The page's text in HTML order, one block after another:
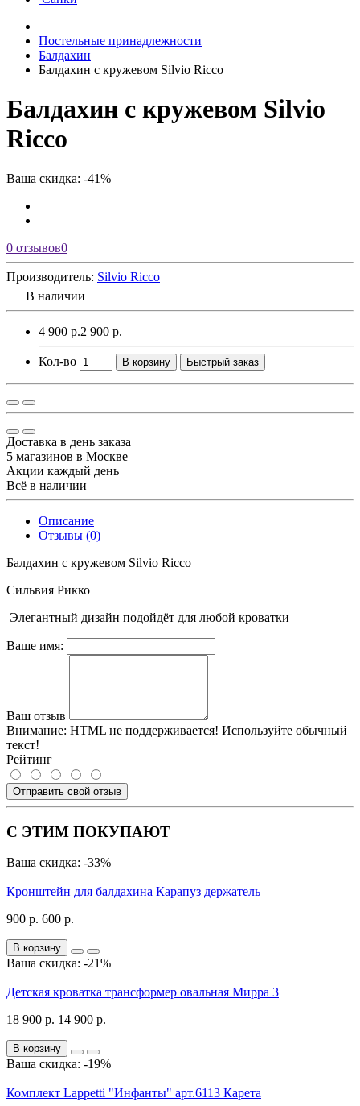
Постельные принадлежности
Балдахин
Балдахин с кружевом Silvio Ricco
Балдахин с кружевом Silvio
Ricco
Ваша скидка: -41%
0 отзывов0
Производитель: Silvio Ricco
В наличии
4 900 р.2 900 р.
Кол-во В корзину Быстрый заказ
Доставка в день заказа
5 магазинов в Москве
Акции каждый день
Всё в наличии
Описание
Отзывы (0)
Балдахин с кружевом Silvio Ricco
Сильвия Рикко
Элегантный дизайн подойдёт для любой кроватки
Ваше имя:
Ваш отзыв
Внимание: HTML не поддерживается! Используйте обычный
текст!
Рейтинг
Отправить свой отзыв
С ЭТИМ ПОКУПАЮТ
Ваша скидка: -33%
Кронштейн для балдахина Карапуз держатель
900 р. 600 р.
В корзину
Ваша скидка: -21%
Детская кроватка трансформер овальная Мирра 3
18 900 р. 14 900 р.
В корзину
Ваша скидка: -19%
Комплект Lappetti "Инфанты" арт.6113 Карета